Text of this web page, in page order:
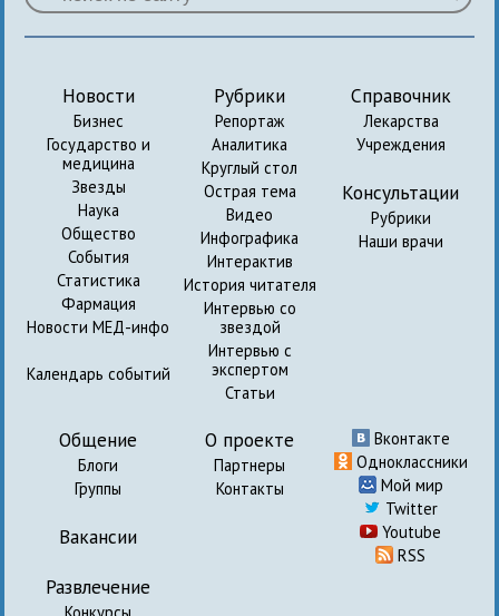
Новости
Бизнес
Государство и
медицина
Звезды
Наука
Общество
События
Статистика
Фармация
Новости МЕД-инфо
Календарь событий
Рубрики
Репортаж
Аналитика
Круглый стол
Острая тема
Видео
Инфографика
Интерактив
История читателя
Интервью со
звездой
Интервью с
экспертом
Статьи
Справочник
Лекарства
Учреждения
Консультации
Рубрики
Наши врачи
Общение
Блоги
Группы
Вакансии
Развлечение
Конкурсы
О проекте
Партнеры
Контакты
Вконтакте
Одноклассники
Мой мир
Twitter
Youtube
RSS